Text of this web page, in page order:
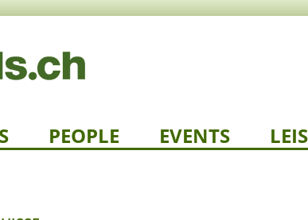
PEOPLE EVENTS